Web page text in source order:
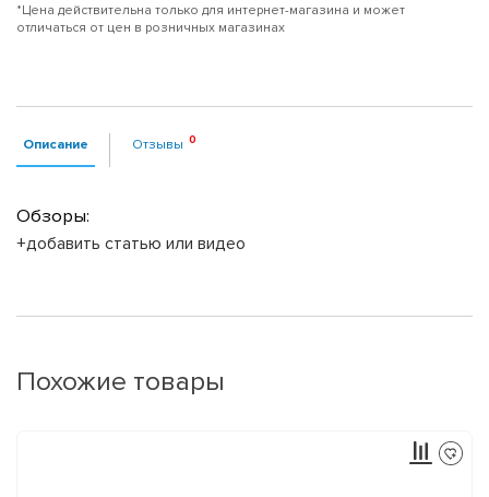
*Цена действительна только для интернет-магазина и может
отличаться от цен в розничных магазинах
Описание Отзывы
Обзоры:
+добавить статью или видео
Похожие товары